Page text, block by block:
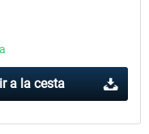
a la cesta